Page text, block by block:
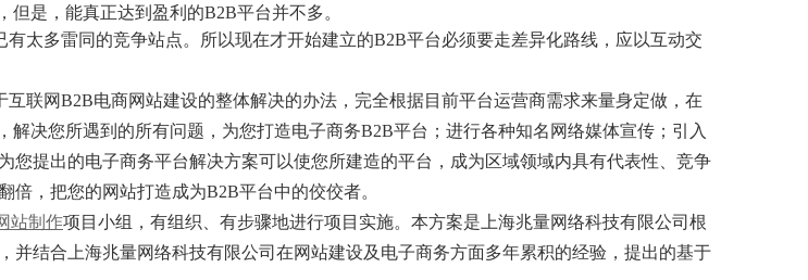
是，能真正达到盈利的B2B平台并不多。
太多雷同的竞争站点。所以现在才开始建立的B2B平台必须要走差异化路线，应以互动交
互联网B2B电商网站建设的整体解决的办法，完全根据目前平台运营商需求来量身定做，在
决您所遇到的所有问题，为您打造电子商务B2B平台；进行各种知名网络媒体宣传；引入
提出的电子商务平台解决方案可以使您所建造的平台，成为区域领域内具有代表性、竞争
，把您的网站打造成为B2B平台中的佼佼者。
站制作项目小组，有组织、有步骤地进行项目实施。本方案是上海兆量网络科技有限公司根
结合上海兆量网络科技有限公司在网站建设及电子商务方面多年累积的经验，提出的基于